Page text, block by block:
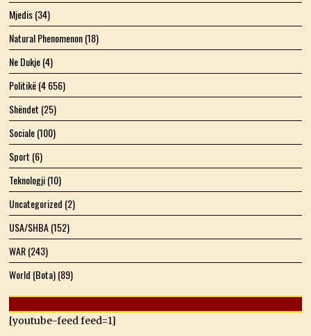
Mjedis(34)
Natural Phenomenon(18)
Ne Dukje(4)
Politikë(4 656)
Shëndet (25)
Sociale(100)
Sport (6)
Teknologji(10)
Uncategorized (2)
USA/SHBA(152)
WAR(243)
World (Bota)(89)
[youtube-feed feed=1]